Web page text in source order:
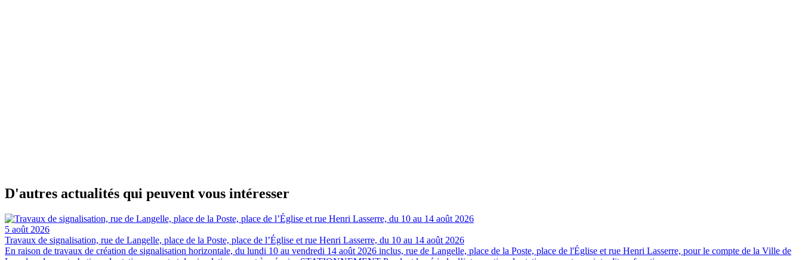
D'autres actualités qui peuvent vous intéresser
5 août 2026
Travaux de signalisation, rue de Langelle, place de la Poste, place de l’Église et rue Henri Lasserre, du 10 au 14 août 2026
En raison de travaux de création de signalisation horizontale, du lundi 10 au vendredi 14 août 2026 inclus, rue de Langelle, place de la Poste, place de l'Église et rue Henri Lasserre, pour le compte de la Ville de